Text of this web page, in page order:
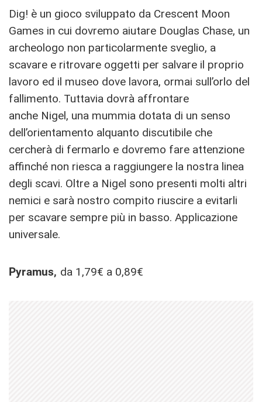
Dig! è un gioco sviluppato da Crescent Moon
Games in cui dovremo aiutare Douglas Chase, un
archeologo non particolarmente sveglio, a
scavare e ritrovare oggetti per salvare il proprio
lavoro ed il museo dove lavora, ormai sull’orlo del
fallimento. Tuttavia dovrà affrontare
anche Nigel, una mummia dotata di un senso
dell’orientamento alquanto discutibile che
cercherà di fermarlo e dovremo fare attenzione
affinché non riesca a raggiungere la nostra linea
degli scavi. Oltre a Nigel sono presenti molti altri
nemici e sarà nostro compito riuscire a evitarli
per scavare sempre più in basso. Applicazione
universale.
Pyramus, da 1,79€ a 0,89€